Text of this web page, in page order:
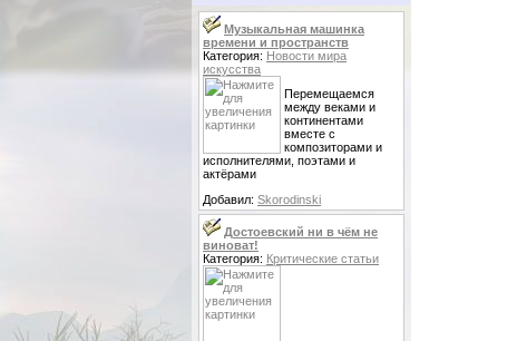
Музыкальная машинка
времени и пространств
Категория: Новости мира
искусства
Перемещаемся
между веками и
континентами
вместе с
композиторами и
исполнителями, поэтами и
актёрами
Добавил: Skorodinski
Достоевский ни в чём не
виноват!
Категория: Критические статьи